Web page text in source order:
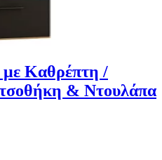
με Καθρέπτη /
& Ντουλάπα